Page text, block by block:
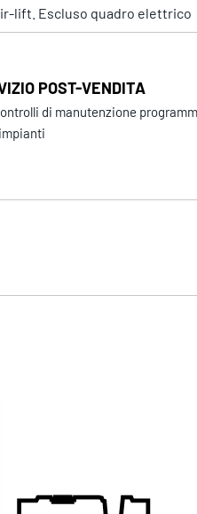
lift. Escluso quadro elettrico
POST-VENDITA
di manutenzione